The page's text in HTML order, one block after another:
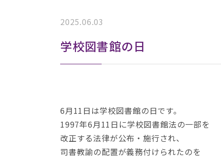
2025.06.03
学校図書館の日
6月11日は学校図書館の日です。
1997年6月11日に学校図書館法の一部を
改正する法律が公布・施行され、
司書教諭の配置が義務付けられたのを